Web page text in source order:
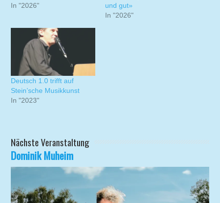
In "2026"
und gut»
In "2026"
Deutsch 1.0 trifft auf
Stein’sche Musikkunst
In "2023"
Nächste Veranstaltung
Dominik Muheim